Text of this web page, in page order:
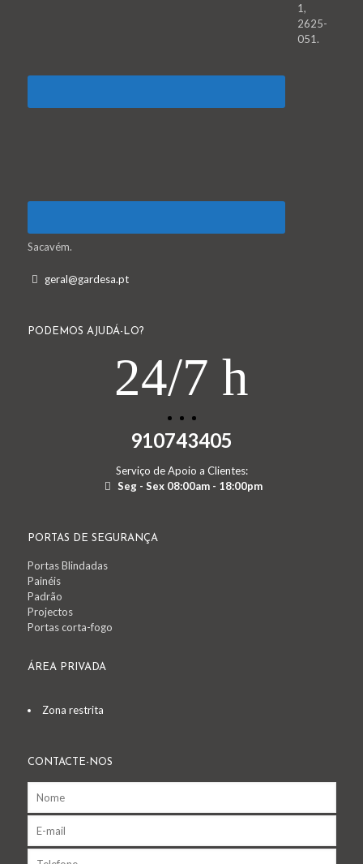
1,
2625-
051.
Sacavém.
geral@gardesa.pt
PODEMOS AJUDÁ-LO?
24/7 h
910743405
Serviço de Apoio a Clientes:
Seg - Sex 08:00am - 18:00pm
PORTAS DE SEGURANÇA
Portas Blindadas
Painéis
Padrão
Projectos
Portas corta-fogo
ÁREA PRIVADA
Zona restrita
CONTACTE-NOS